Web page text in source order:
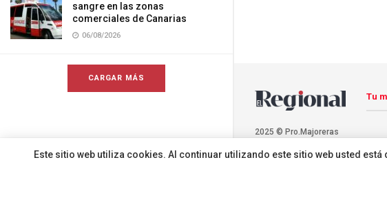
sangre en las zonas
comerciales de Canarias
06/08/2026
CARGAR MÁS
2025 © Pro.Majoreras
Tu
Este sitio web utiliza cookies. Al continuar utilizando este sitio web usted